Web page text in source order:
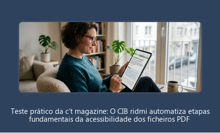
Teste prático da c’t magazine: O CIB ridmi automatiza etapas
fundamentais da acessibilidade dos ficheiros PDF